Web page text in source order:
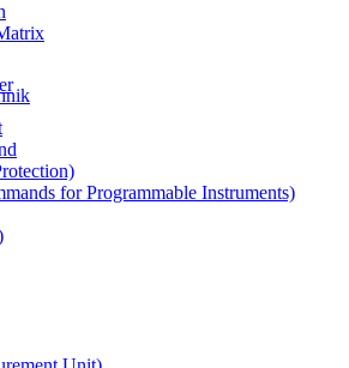
for Programmable Instruments)